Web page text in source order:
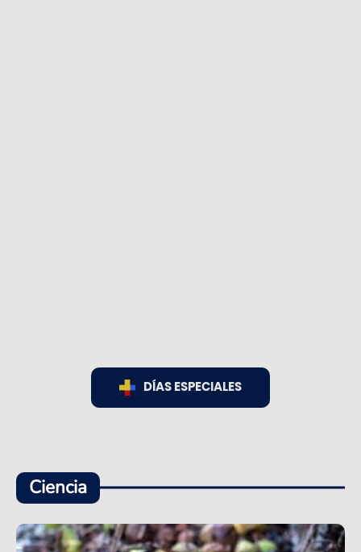
DÍAS ESPECIALES
Ciencia